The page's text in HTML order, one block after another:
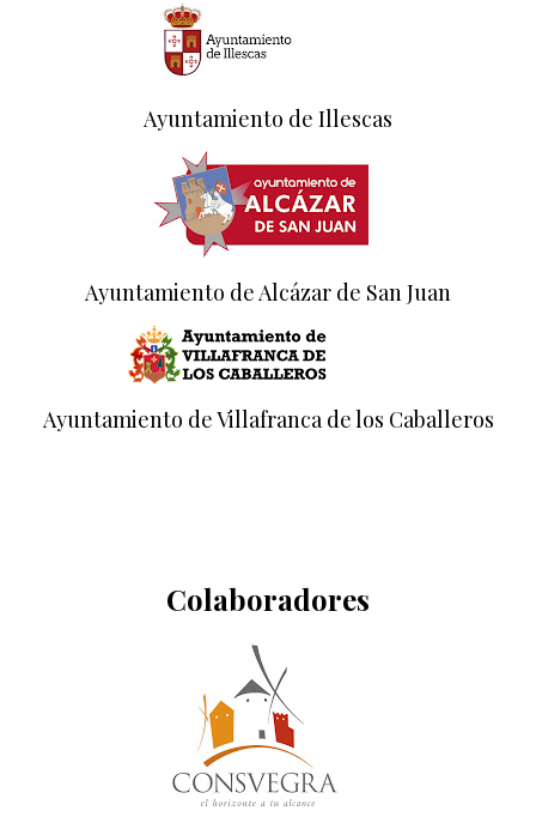
Ayuntamiento de Illescas
Ayuntamiento de Alcázar de San Juan
Ayuntamiento de Villafranca de los Caballeros
Colaboradores